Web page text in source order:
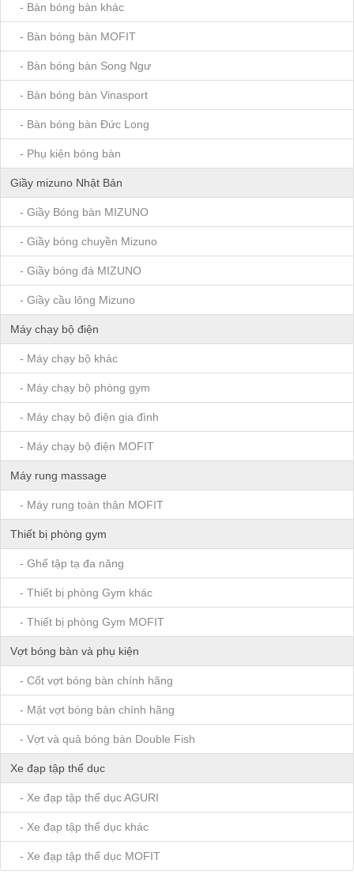
- Bàn bóng bàn khác
- Bàn bóng bàn MOFIT
- Bàn bóng bàn Song Ngư
- Bàn bóng bàn Vinasport
- Bàn bóng bàn Đức Long
- Phụ kiện bóng bàn
Giầy mizuno Nhật Bản
- Giầy Bóng bàn MIZUNO
- Giầy bóng chuyền Mizuno
- Giầy bóng đá MIZUNO
- Giầy cầu lông Mizuno
Máy chạy bộ điện
- Máy chạy bộ khác
- Máy chạy bộ phòng gym
- Máy chạy bộ điện gia đình
- Máy chạy bộ điện MOFIT
Máy rung massage
- Máy rung toàn thân MOFIT
Thiết bị phòng gym
- Ghế tập tạ đa năng
- Thiết bị phòng Gym khác
- Thiết bị phòng Gym MOFIT
Vợt bóng bàn và phụ kiện
- Cốt vợt bóng bàn chính hãng
- Mặt vợt bóng bàn chính hãng
- Vợt và quả bóng bàn Double Fish
Xe đạp tập thể dục
- Xe đạp tập thể dục AGURI
- Xe đạp tập thể dục khác
- Xe đạp tập thể dục MOFIT